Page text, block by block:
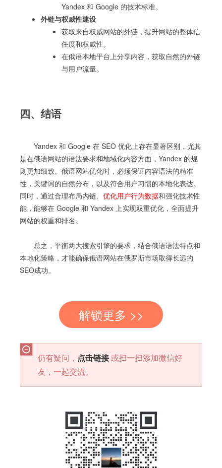
Yandex 和 Google 的技术标准。
外链与权威性建设
获取来自权威网站的外链，提升网站的整体信
任度和权威性。
在俄语本地平台上分享内容，获取自然的外链
与用户流量。
四、结语
Yandex 和 Google 在 SEO 优化上存在显著区别，尤其
是在俄语网站的语法要求和地域化内容方面，Yandex 的规
则更加细致。俄语网站优化时，必须保证内容语法的精准
性，关键词的自然分布，以及符合用户习惯的本地化表达。
同时，通过合理布局内链、 优化用户行为数据和强化技术性
能，能够在 Google 和 Yandex 上实现双重优化，全面提升
网站的权重和排名。
总之，平衡两大搜索引擎的要求，结合俄语语法特点和
本地化策略，才能确保俄语网站在俄罗斯市场取得长远的
SEO成功。
解锁更多 >>
仍有疑问， 点击链接或扫一扫添加微信好
友，一起交流。